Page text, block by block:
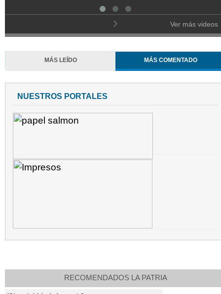
Ver más videos
MÁS LEÍDO MÁS COMENTADO
NUESTROS PORTALES
RECOMENDADOS LA PATRIA